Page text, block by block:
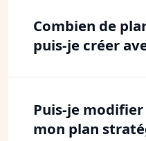
Combien de
puis-je créer
Puis-je
mon plan